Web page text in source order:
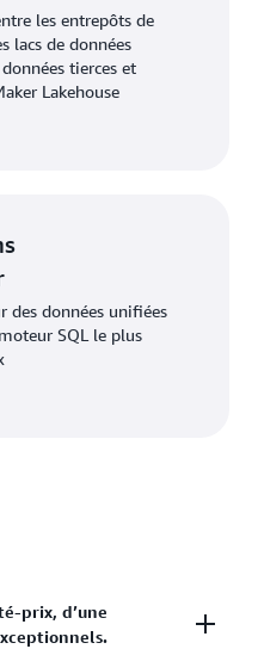
les entrepôts de
lacs de données
tierces et
Lakehouse
des données unifiées
SQL le plus
prix, d’une